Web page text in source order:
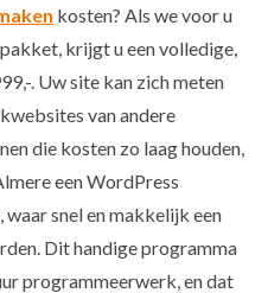
kosten? Als we voor u
krijgt u een volledige,
. Uw site kan zich meten
van andere
die kosten zo laag houden,
een WordPress
waar snel en makkelijk een
Dit handige programma
programmeerwerk, en dat